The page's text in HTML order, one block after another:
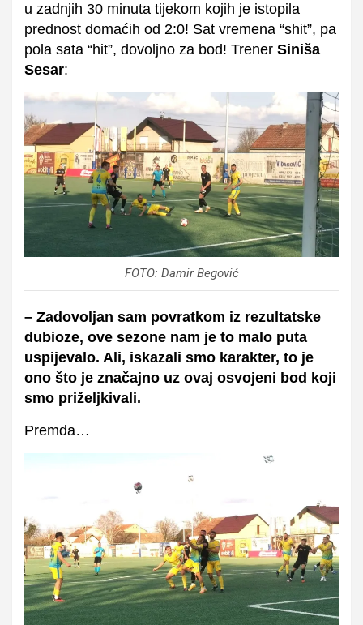
u zadnjih 30 minuta tijekom kojih je istopila
prednost domaćih od 2:0! Sat vremena “shit”, pa
pola sata “hit”, dovoljno za bod! Trener Siniša
Sesar:
FOTO: Damir Begović
– Zadovoljan sam povratkom iz rezultatske
dubioze, ove sezone nam je to malo puta
uspijevalo. Ali, iskazali smo karakter, to je
ono što je značajno uz ovaj osvojeni bod koji
smo priželjkivali.
Premda…